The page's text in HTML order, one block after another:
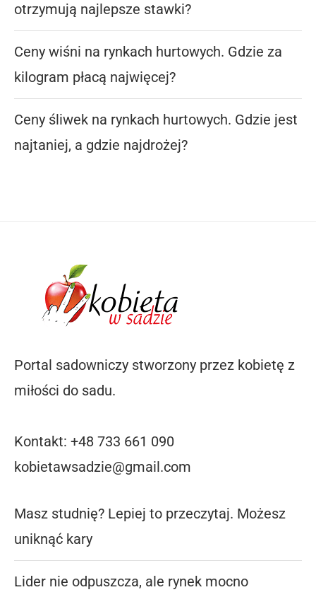
otrzymują najlepsze stawki?
Ceny wiśni na rynkach hurtowych. Gdzie za
kilogram płacą najwięcej?
Ceny śliwek na rynkach hurtowych. Gdzie jest
najtaniej, a gdzie najdrożej?
Portal sadowniczy stworzony przez kobietę z
miłości do sadu.
Kontakt: +48 733 661 090
kobietawsadzie@gmail.com
Masz studnię? Lepiej to przeczytaj. Możesz
uniknąć kary
Lider nie odpuszcza, ale rynek mocno